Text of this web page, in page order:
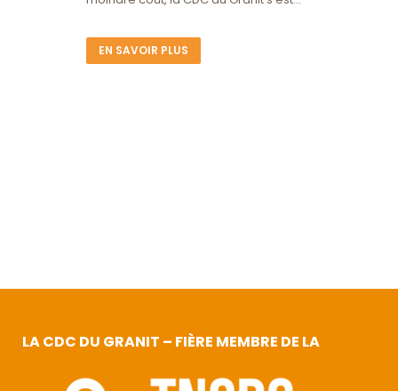
EN SAVOIR PLUS
LA CDC DU GRANIT – FIÈRE MEMBRE DE LA